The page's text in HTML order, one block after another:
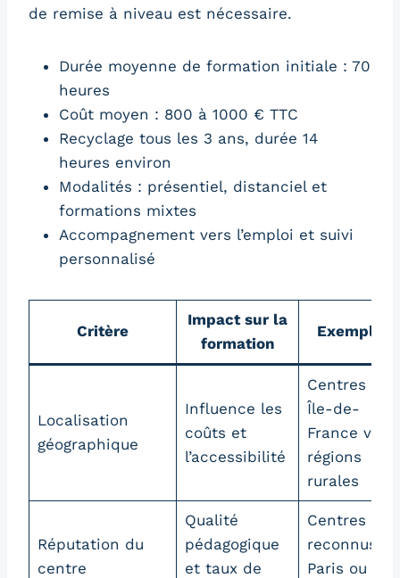
de remise à niveau est nécessaire.
Durée moyenne de formation initiale : 70
heures
Coût moyen : 800 à 1000 € TTC
Recyclage tous les 3 ans, durée 14
heures environ
Modalités : présentiel, distanciel et
formations mixtes
Accompagnement vers l’emploi et suivi
personnalisé
Critère
Impact sur la
formation
Exemple
Localisation
géographique
Influence les
coûts et
l’accessibilité
Centres en
Île-de-
France vs
régions
rurales
Réputation du
centre
Qualité
pédagogique
et taux de
Centres
reconnus à
Paris ou